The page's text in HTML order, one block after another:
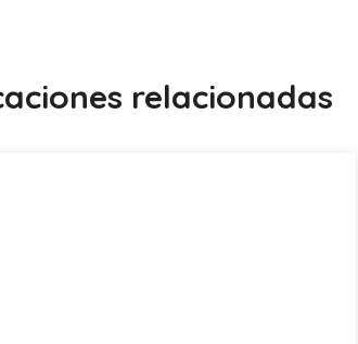
relacionadas